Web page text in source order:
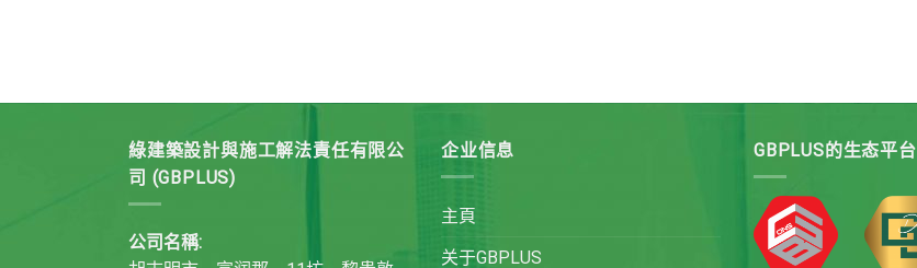
綠建築設計與施工解法責任有限公
司 (GBPLUS)
公司名稱:
企业信息
主頁
关于GBPLUS
GBPLUS的生态平台